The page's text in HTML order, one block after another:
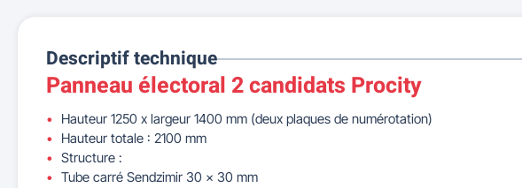
Descriptif technique
Panneau électoral 2 candidats Procity
Hauteur 1250 x largeur 1400 mm (deux plaques de numérotation)
Hauteur totale : 2100 mm
Structure :
Tube carré Sendzimir 30 x 30 mm